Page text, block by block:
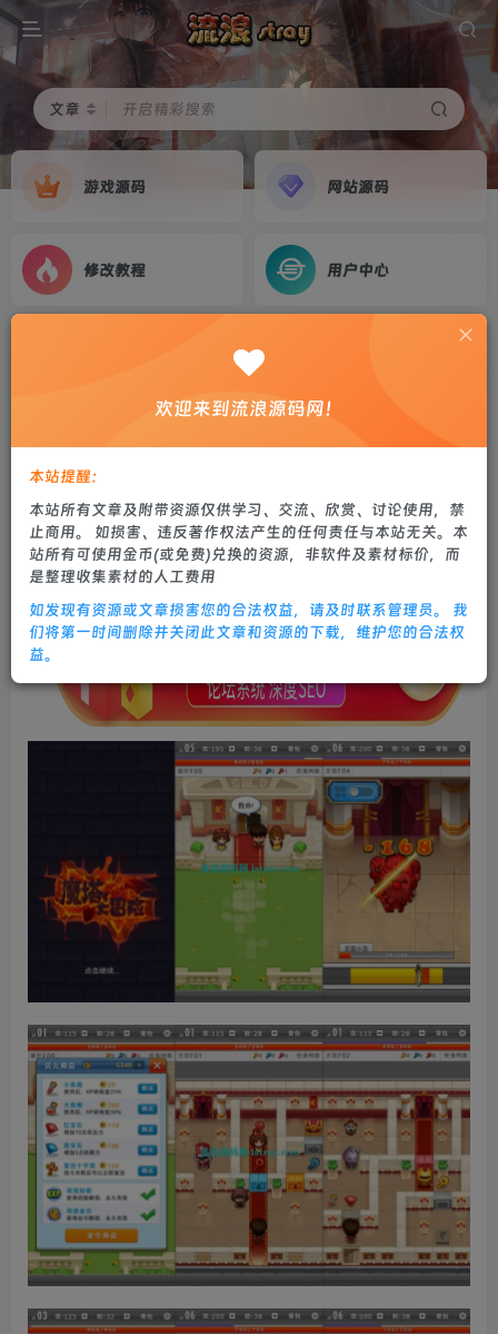
文章 开启精彩搜索
游戏源码 网站源码
修改教程 用户中心
系服务端+Linux手工服务端+简易客户端+教程
2个月前更新
0 600 16
欢迎来到流浪源码网！
本站提醒：
本站所有文章及附带资源仅供学习、交流、欣赏、讨论使用，禁
止商用。 如损害、违反著作权法产生的任何责任与本站无关。本
站所有可使用金币(或免费)兑换的资源，非软件及素材标价，而
是整理收集素材的人工费用
如发现有资源或文章损害您的合法权益，请及时联系管理员。 我
们将第一时间删除并关闭此文章和资源的下载，维护您的合法权
益。